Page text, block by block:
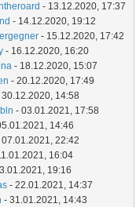
- 13.12.2020, 17:37
- 14.12.2020, 19:12
- 15.12.2020, 17:42
- 16.12.2020, 16:20
- 18.12.2020, 15:07
- 20.12.2020, 17:49
30.12.2020, 14:58
- 03.01.2021, 17:58
14:46
07.01.2021, 22:42
16:04
19:16
- 22.01.2021, 14:37
- 31.01.2021, 14:43